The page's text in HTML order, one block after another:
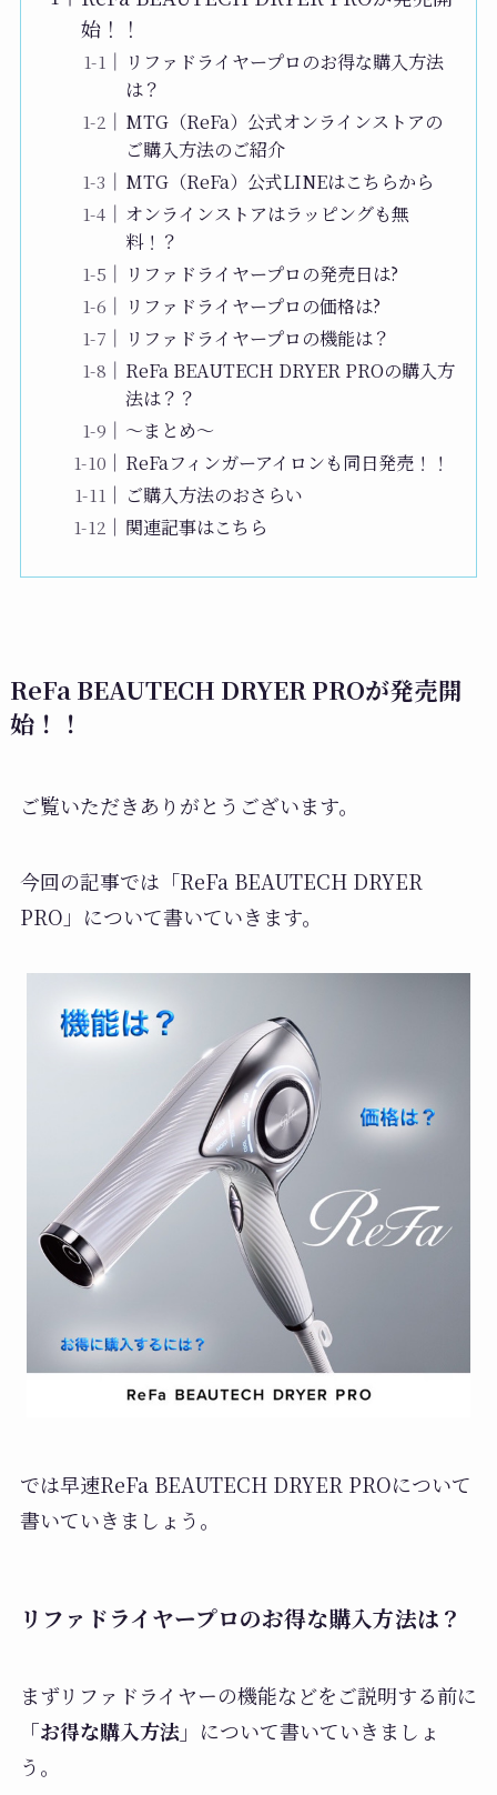
始！！
リファドライヤープロのお得な購入方法
は？
MTG（ReFa）公式オンラインストアの
ご購入方法のご紹介
MTG（ReFa）公式LINEはこちらから
オンラインストアはラッピングも無
料！？
リファドライヤープロの発売日は?
リファドライヤープロの価格は?
リファドライヤープロの機能は？
ReFa BEAUTECH DRYER PROの購入方
法は？？
〜まとめ〜
ReFaフィンガーアイロンも同日発売！！
ご購入方法のおさらい
関連記事はこちら
ReFa BEAUTECH DRYER PROが発売開
始！！
ご覧いただきありがとうございます。
今回の記事では「ReFa BEAUTECH DRYER
PRO」について書いていきます。
では早速ReFa BEAUTECH DRYER PROについて
書いていきましょう。
リファドライヤープロのお得な購入方法は？
まずリファドライヤーの機能などをご説明する前に
「お得な購入方法」 について書いていきましょ
う。